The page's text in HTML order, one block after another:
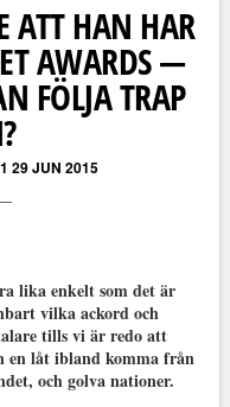
ATT HAN HAR
AWARDS —
FÖLJA TRAP
29 JUN 2015
lika enkelt som det är
vilka ackord och
tills vi är redo att
en låt ibland komma från
och golva nationer.